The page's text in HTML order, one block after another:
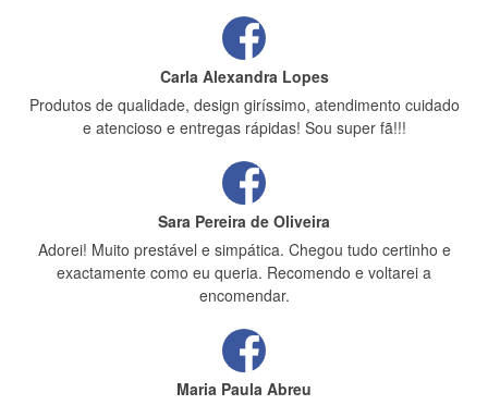
Carla Alexandra Lopes
Produtos de qualidade, design giríssimo, atendimento cuidado
e atencioso e entregas rápidas! Sou super fã!!!
Sara Pereira de Oliveira
Adorei! Muito prestável e simpática. Chegou tudo certinho e
exactamente como eu queria. Recomendo e voltarei a
encomendar.
Maria Paula Abreu